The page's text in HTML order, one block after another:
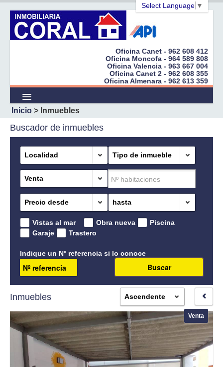
Select Language ▼
Oficina Canet - 962 608 412
Oficina Moncofa - 964 589 808
Oficina Valencia - 963 667 004
Oficina Canet 2 - 962 608 355
Oficina Almenara - 962 613 359
Inmuebles
¿Quiere Vender?
Cert. Energéticos
Peticiones
Enlaces
Contacto
Oficina Canet de Berenguer
Oficina de Moncofa
Oficina de Valencia
Oficina Canet de Berenguer 2
Oficina Almenara
Inicio > Inmuebles
Buscador de inmuebles
Localidad Tipo de inmueble
Venta
Precio desde hasta
Vistas al mar Obra nueva
Piscina
Garaje
Trastero
Indique un Nº referencia si lo conoce
Buscar
Inmuebles Ascendente
Venta